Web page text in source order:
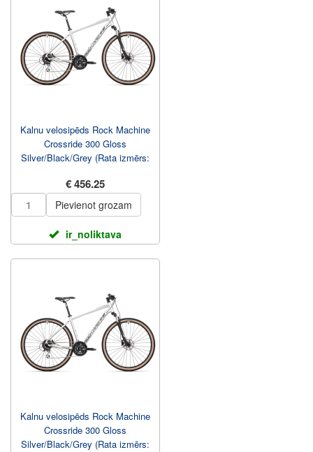
Kalnu velosipēds Rock Machine
Crossride 300 Gloss
Silver/Black/Grey (Rata izmērs:
€ 456.25
Pievienot grozam
ir_noliktava
Kalnu velosipēds Rock Machine
Crossride 300 Gloss
Silver/Black/Grey (Rata izmērs: